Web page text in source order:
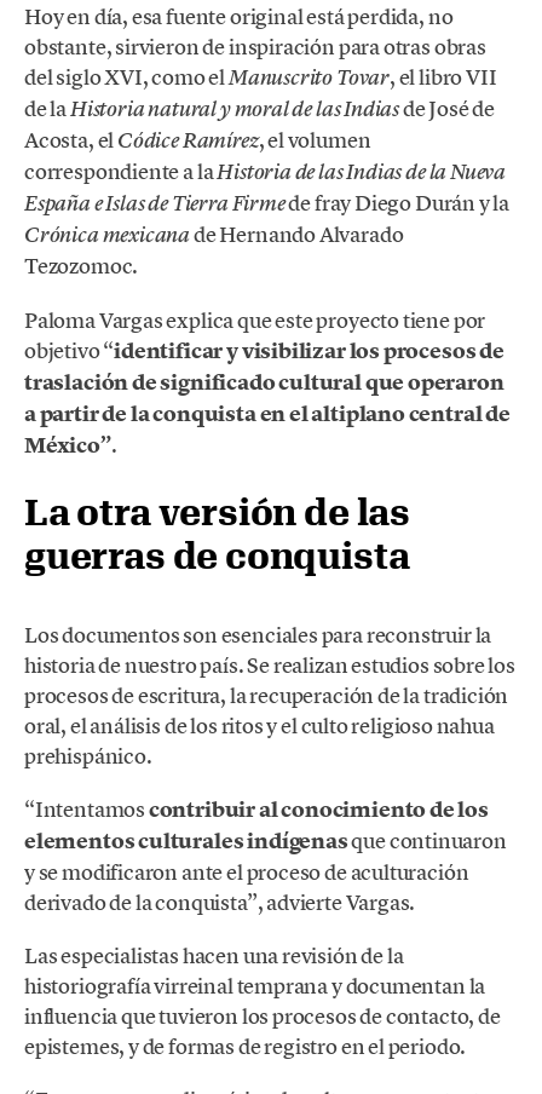
Hoy en día, esa fuente original está perdida, no
obstante, sirvieron de inspiración para otras obras
del siglo XVI, como elManuscrito Tovar, el libro VII
de laHistoria natural y moral de las Indiasde José de
Acosta, elCódice Ramírez, el volumen
correspondiente a laHistoria de las Indias de la Nueva
España e Islas de Tierra Firmede fray Diego Durán y la
Crónica mexicanade Hernando Alvarado
Tezozomoc.
Paloma Vargas explica que este proyecto tiene por
objetivo “identificar y visibilizar los procesos de
traslación de significado cultural que operaron
a partir de la conquista en el altiplano central de
México”.
La otra versión de las
guerras de conquista
Los documentos son esenciales para reconstruir la
historia de nuestro país. Se realizan estudios sobre los
procesos de escritura, la recuperación de la tradición
oral, el análisis de los ritos y el culto religioso nahua
prehispánico.
“Intentamoscontribuir al conocimiento de los
elementos culturales indígenasque continuaron
y se modificaron ante el proceso de aculturación
derivado de la conquista”, advierte Vargas.
Las especialistas hacen una revisión de la
historiografía virreinal temprana y ​​documentan la
influencia que tuvieron los procesos de contacto, de
epistemes, y de formas de registro en el periodo.